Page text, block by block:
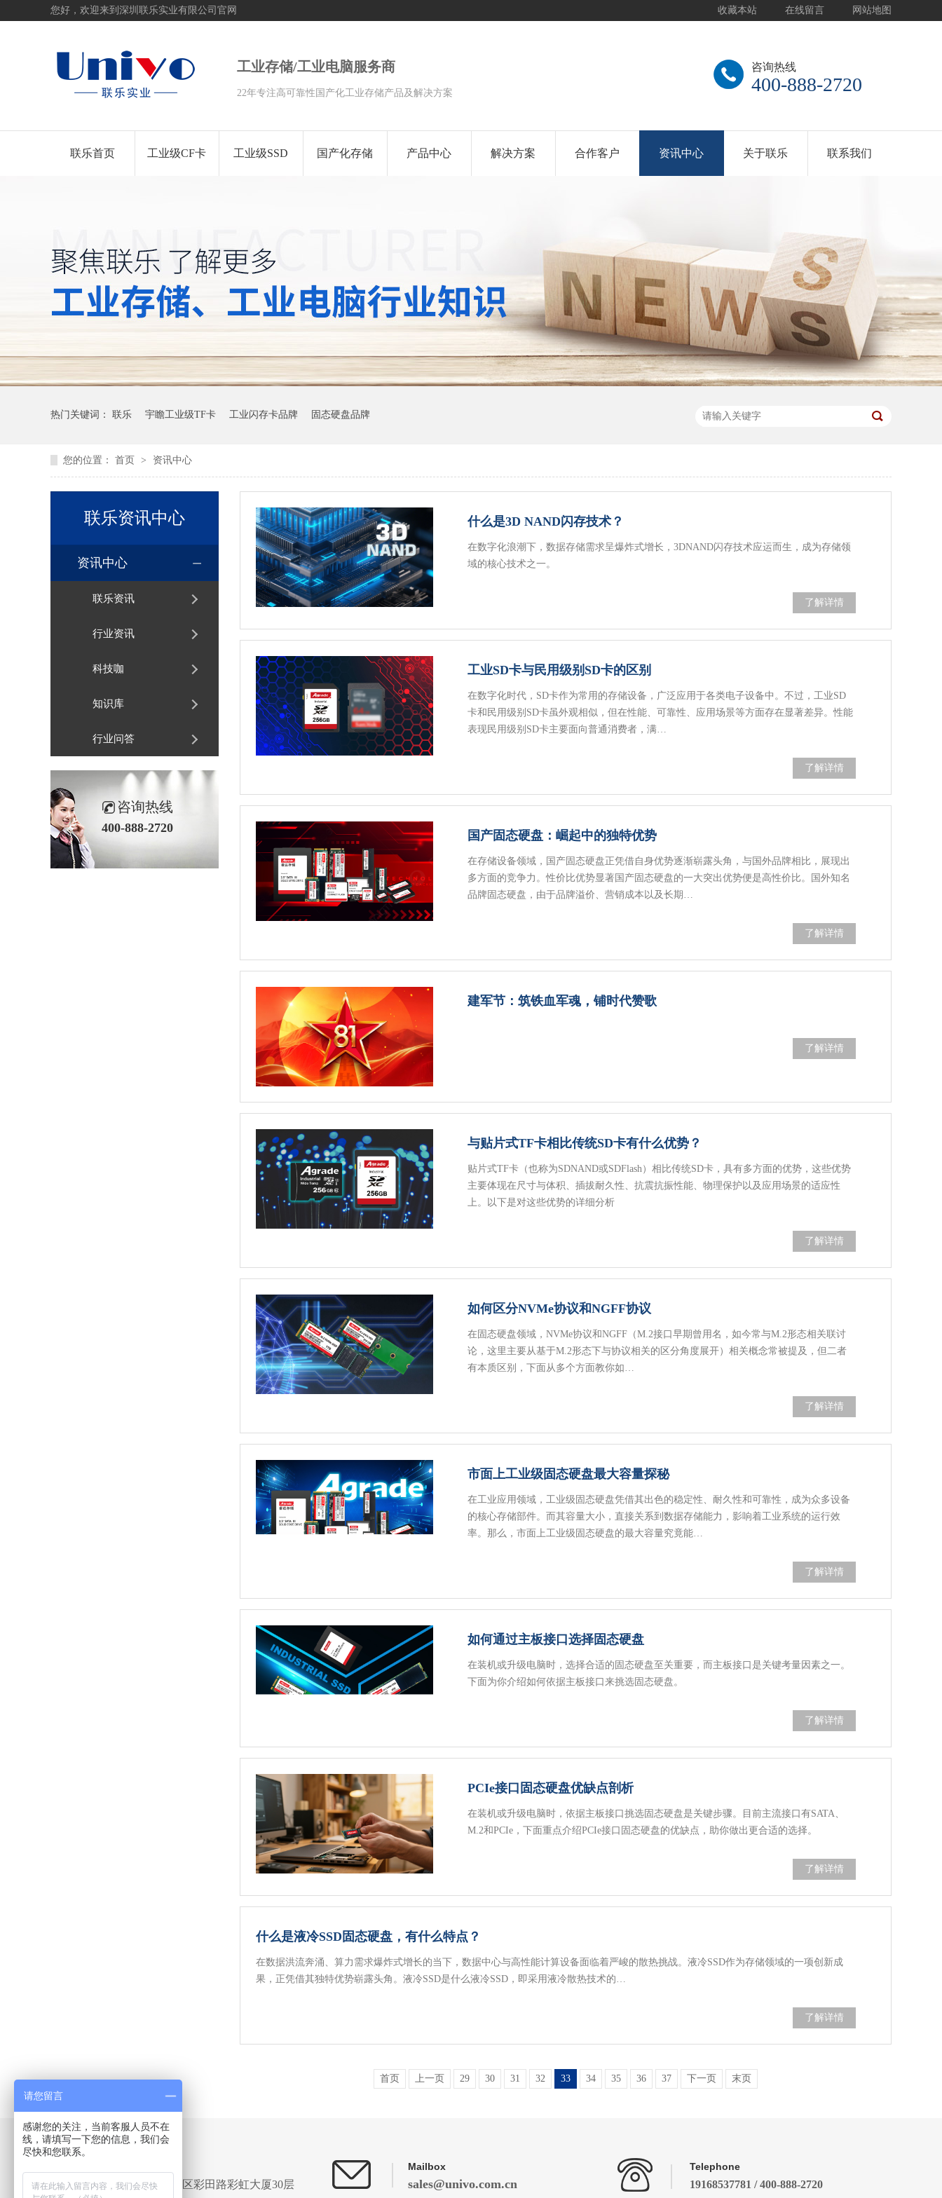
收藏本站 在线留言 网站地图
您好，欢迎来到深圳联乐实业有限公司官网
咨询热线
400-888-2720
工业存储/工业电脑服务商
22年专注高可靠性国产化工业存储产品及解决方案
联乐首页 工业级CF卡 工业级SSD 国产化存储 产品中心 解决方案 合作客户 资讯中心 关于联乐 联系我们
热门关键词： 联乐 宇瞻工业级TF卡 工业闪存卡品牌 固态硬盘品牌
您的位置： 首页 > 资讯中心
联乐资讯中心
资讯中心
联乐资讯
行业资讯
科技咖
知识库
行业问答
咨询热线
400-888-2720
什么是3D NAND闪存技术？
在数字化浪潮下，数据存储需求呈爆炸式增长，3DNAND闪存技术应运而生，成为存储领
域的核心技术之一。
了解详情
工业SD卡与民用级别SD卡的区别
在数字化时代，SD卡作为常用的存储设备，广泛应用于各类电子设备中。不过，工业SD
卡和民用级别SD卡虽外观相似，但在性能、可靠性、应用场景等方面存在显著差异。性能
表现民用级别SD卡主要面向普通消费者，满…
了解详情
国产固态硬盘：崛起中的独特优势
在存储设备领域，国产固态硬盘正凭借自身优势逐渐崭露头角，与国外品牌相比，展现出
多方面的竞争力。性价比优势显著国产固态硬盘的一大突出优势便是高性价比。国外知名
品牌固态硬盘，由于品牌溢价、营销成本以及长期…
了解详情
建军节：筑铁血军魂，铺时代赞歌
了解详情
与贴片式TF卡相比传统SD卡有什么优势？
贴片式TF卡（也称为SDNAND或SDFlash）相比传统SD卡，具有多方面的优势，这些优势
主要体现在尺寸与体积、插拔耐久性、抗震抗振性能、物理保护以及应用场景的适应性
上。以下是对这些优势的详细分析
了解详情
如何区分NVMe协议和NGFF协议
在固态硬盘领域，NVMe协议和NGFF（M.2接口早期曾用名，如今常与M.2形态相关联讨
论，这里主要从基于M.2形态下与协议相关的区分角度展开）相关概念常被提及，但二者
有本质区别，下面从多个方面教你如…
了解详情
市面上工业级固态硬盘最大容量探秘
在工业应用领域，工业级固态硬盘凭借其出色的稳定性、耐久性和可靠性，成为众多设备
的核心存储部件。而其容量大小，直接关系到数据存储能力，影响着工业系统的运行效
率。那么，市面上工业级固态硬盘的最大容量究竟能…
了解详情
如何通过主板接口选择固态硬盘
在装机或升级电脑时，选择合适的固态硬盘至关重要，而主板接口是关键考量因素之一。
下面为你介绍如何依据主板接口来挑选固态硬盘。
了解详情
PCIe接口固态硬盘优缺点剖析
在装机或升级电脑时，依据主板接口挑选固态硬盘是关键步骤。目前主流接口有SATA、
M.2和PCIe，下面重点介绍PCIe接口固态硬盘的优缺点，助你做出更合适的选择。
了解详情
什么是液冷SSD固态硬盘，有什么特点？
在数据洪流奔涌、算力需求爆炸式增长的当下，数据中心与高性能计算设备面临着严峻的散热挑战。液冷SSD作为存储领域的一项创新成
果，正凭借其独特优势崭露头角。液冷SSD是什么液冷SSD，即采用液冷散热技术的…
了解详情
首页 上一页 29 30 31 32 33 34 35 36 37 下一页 末页
深圳市福田区彩田路彩虹大厦30层
Mailbox
sales@univo.com.cn
Telephone
19168537781 / 400-888-2720
请您留言
感谢您的关注，当前客服人员不在
线，请填写一下您的信息，我们会
尽快和您联系。